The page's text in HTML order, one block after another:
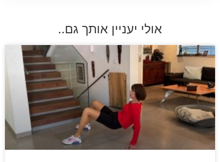
אולי יעניין אותך גם..